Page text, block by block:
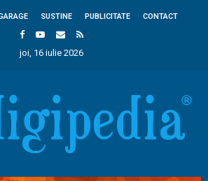
SUSTINE PUBLICITATE CONTACT
joi, 16 iulie 2026